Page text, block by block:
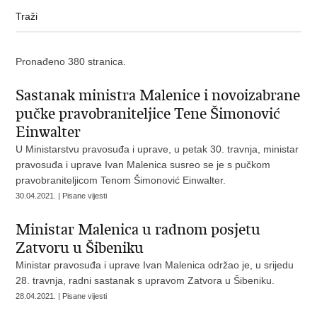
Pronađeno 380 stranica.
Sastanak ministra Malenice i novoizabrane
pučke pravobraniteljice Tene Šimonović
Einwalter
U Ministarstvu pravosuđa i uprave, u petak 30. travnja, ministar
pravosuđa i uprave Ivan Malenica susreo se je s pučkom
pravobraniteljicom Tenom Šimonović Einwalter.
30.04.2021. | Pisane vijesti
Ministar Malenica u radnom posjetu
Zatvoru u Šibeniku
Ministar pravosuđa i uprave Ivan Malenica održao je, u srijedu
28. travnja, radni sastanak s upravom Zatvora u Šibeniku.
28.04.2021. | Pisane vijesti